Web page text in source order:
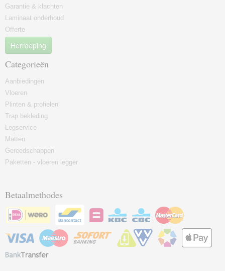
Garantie & klachten
Laminaat onderhoud
Offerte
Herroeping
Categorieën
Aanbiedingen
Vloeren
Plinten & profielen
Trap bekleding
Legservice
Matten
Gereedschappen
Paketten - vloeren legger
Betaalmethodes